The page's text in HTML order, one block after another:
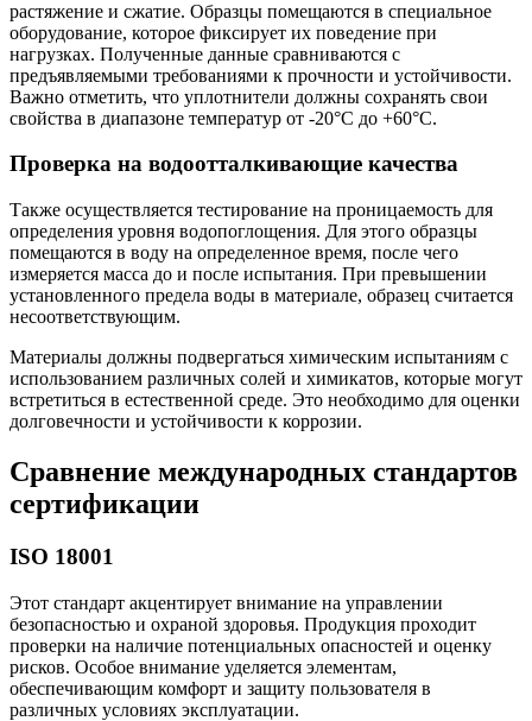
растяжение и сжатие. Образцы помещаются в специальное
оборудование, которое фиксирует их поведение при
нагрузках. Полученные данные сравниваются с
предъявляемыми требованиями к прочности и устойчивости.
Важно отметить, что уплотнители должны сохранять свои
свойства в диапазоне температур от -20°C до +60°C.
Проверка на водоотталкивающие качества
Также осуществляется тестирование на проницаемость для
определения уровня водопоглощения. Для этого образцы
помещаются в воду на определенное время, после чего
измеряется масса до и после испытания. При превышении
установленного предела воды в материале, образец считается
несоответствующим.
Материалы должны подвергаться химическим испытаниям с
использованием различных солей и химикатов, которые могут
встретиться в естественной среде. Это необходимо для оценки
долговечности и устойчивости к коррозии.
Сравнение международных стандартов
сертификации
ISO 18001
Этот стандарт акцентирует внимание на управлении
безопасностью и охраной здоровья. Продукция проходит
проверки на наличие потенциальных опасностей и оценку
рисков. Особое внимание уделяется элементам,
обеспечивающим комфорт и защиту пользователя в
различных условиях эксплуатации.